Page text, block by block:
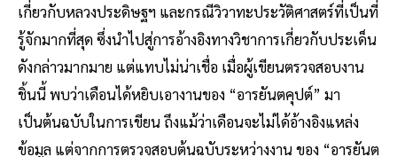
เกี่ยวกับหลวงประดิษฐฯ และกรณีวิวาทะประวัติศาสตร์ที่เป็นที่
รู้จักมากที่สุด ซึ่งนำไปสู่การอ้างอิงทางวิชาการเกี่ยวกับประเด็น
ดังกล่าวมากมาย แต่แทบไม่น่าเชื่อ เมื่อผู้เขียนตรวจสอบงาน
ชิ้นนี้ พบว่าเดือนได้หยิบเอางานของ “อารยันตคุปต์” มา
เป็นต้นฉบับในการเขียน ถึงแม้ว่าเดือนจะไม่ได้อ้างอิงแหล่ง
ข้อมูล แต่จากการตรวจสอบต้นฉบับระหว่างงาน ของ “อารยันต